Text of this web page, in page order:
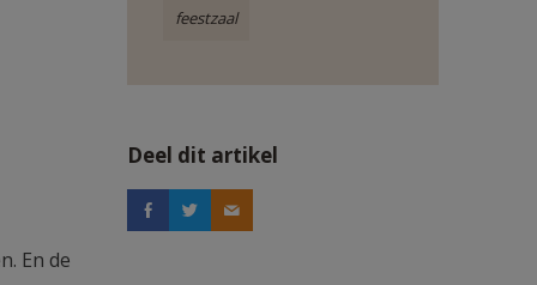
En de
feestzaal
Deel dit artikel